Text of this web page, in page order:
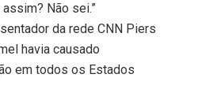
Não sei.”
da rede CNN Piers
havia causado
em todos os Estados